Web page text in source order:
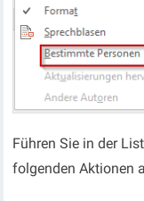
Führen Sie in der
folgenden Aktionen